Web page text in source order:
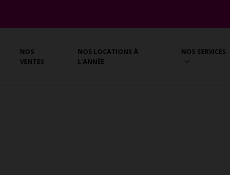
NOS
VENTES
NOS LOCATIONS À
L'ANNÉE
NOS SERVICES